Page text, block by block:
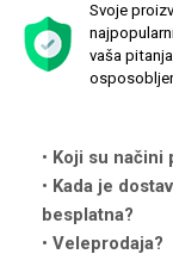
Svoje
vaša
Koji su načini
Kada je
besplatna?
Veleprodaja?